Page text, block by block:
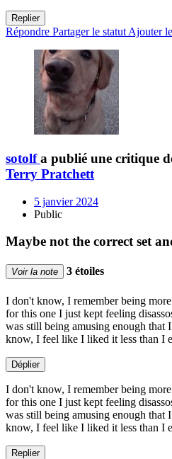
Replier
Répondre Partager le statut Ajouter
sotolf a publié une critique
Terry Pratchett
5 janvier 2024
Public
Maybe not the correct set
Voir la note 3 étoiles
I don't know, I remember being
for this one I just kept feeling
was still being amusing enough
know, I feel like I liked it less than I
Déplier
I don't know, I remember being
for this one I just kept feeling
was still being amusing enough
know, I feel like I liked it less than I
Replier